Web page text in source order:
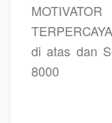
di atas dan
8000